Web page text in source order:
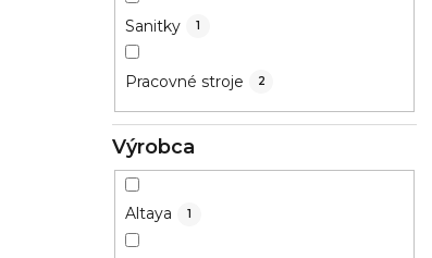
Sanitky 1
Pracovné stroje 2
Výrobca
Altaya 1